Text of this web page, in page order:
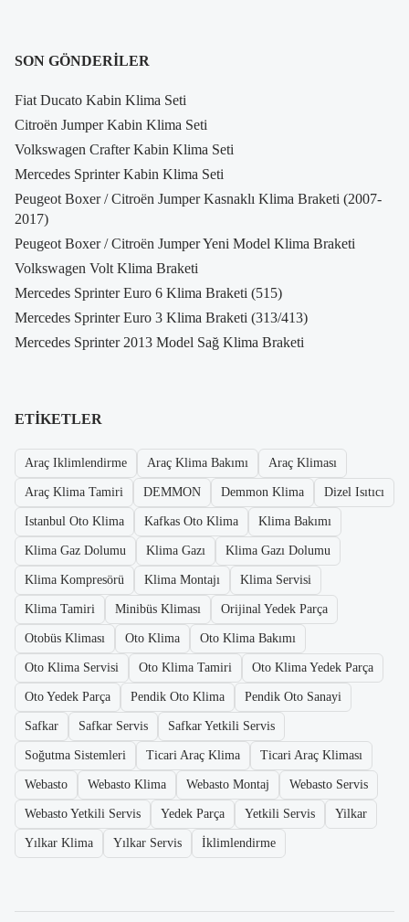
SON GÖNDERILER
Fiat Ducato Kabin Klima Seti
Citroën Jumper Kabin Klima Seti
Volkswagen Crafter Kabin Klima Seti
Mercedes Sprinter Kabin Klima Seti
Peugeot Boxer / Citroën Jumper Kasnaklı Klima Braketi (2007-
2017)
Peugeot Boxer / Citroën Jumper Yeni Model Klima Braketi
Volkswagen Volt Klima Braketi
Mercedes Sprinter Euro 6 Klima Braketi (515)
Mercedes Sprinter Euro 3 Klima Braketi (313/413)
Mercedes Sprinter 2013 Model Sağ Klima Braketi
ETIKETLER
Araç Iklimlendirme Araç Klima Bakımı Araç Kliması
Araç Klima Tamiri DEMMON Demmon Klima Dizel Isıtıcı
Istanbul Oto Klima Kafkas Oto Klima Klima Bakımı
Klima Gaz Dolumu Klima Gazı Klima Gazı Dolumu
Klima Kompresörü Klima Montajı Klima Servisi
Klima Tamiri Minibüs Kliması Orijinal Yedek Parça
Otobüs Kliması Oto Klima Oto Klima Bakımı
Oto Klima Servisi Oto Klima Tamiri Oto Klima Yedek Parça
Oto Yedek Parça Pendik Oto Klima Pendik Oto Sanayi
Safkar Safkar Servis Safkar Yetkili Servis
Soğutma Sistemleri Ticari Araç Klima Ticari Araç Kliması
Webasto Webasto Klima Webasto Montaj Webasto Servis
Webasto Yetkili Servis Yedek Parça Yetkili Servis Yilkar
Yılkar Klima Yılkar Servis İklimlendirme